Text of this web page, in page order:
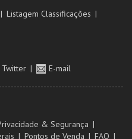
Listagem Classificações
Twitter E-mail
& Segurança
Pontos de Venda FAQ